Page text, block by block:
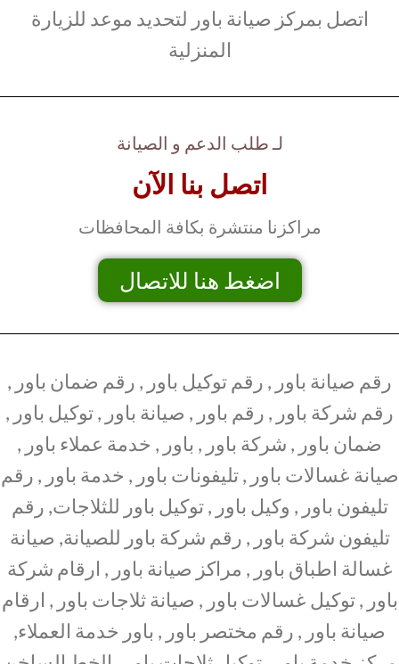
اتصل بمركز صيانة باور لتحديد موعد للزيارة
المنزلية
لـ طلب الدعم و الصيانة
اتصل بنا الآن
مراكزنا منتشرة بكافة المحافظات
اضغط هنا للاتصال
رقم صيانة باور , رقم توكيل باور , رقم ضمان باور ,
رقم شركة باور , رقم باور , صيانة باور , توكيل باور ,
ضمان باور , شركة باور , باور , خدمة عملاء باور ,
صيانة غسالات باور , تليفونات باور , خدمة باور , رقم
تليفون باور , وكيل باور , توكيل باور للثلاجات, رقم
تليفون شركة باور , رقم شركة باور للصيانة, صيانة
غسالة اطباق باور , مراكز صيانة باور , ارقام شركة
باور , توكيل غسالات باور , صيانة ثلاجات باور , ارقام
صيانة باور , رقم مختصر باور , باور خدمة العملاء,